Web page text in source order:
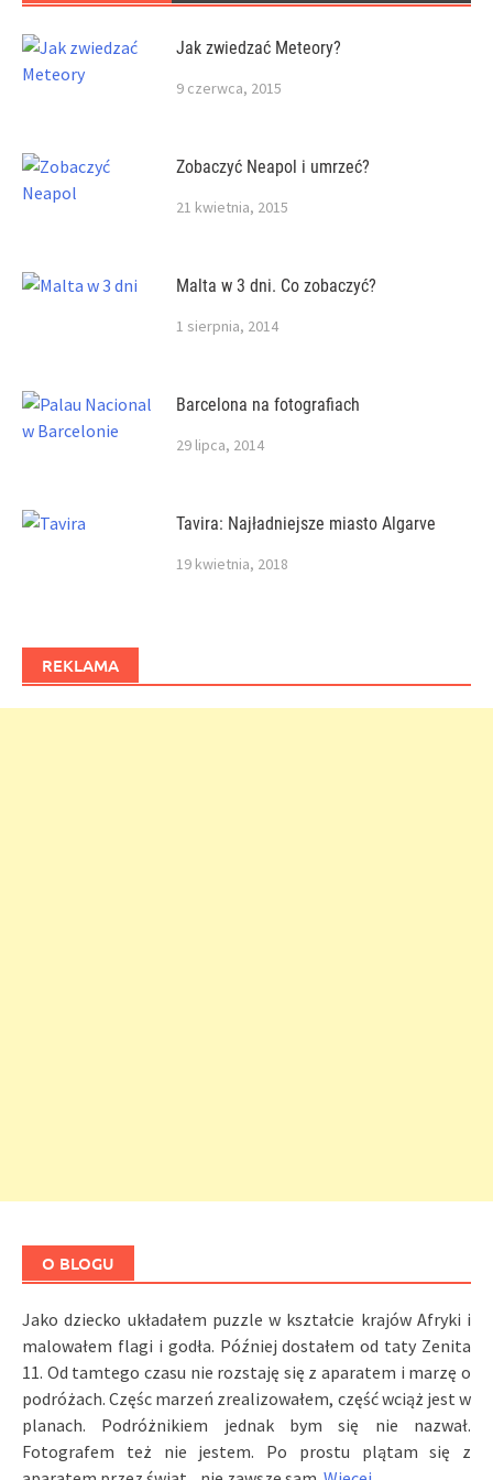
Jak zwiedzać Meteory?
9 czerwca, 2015
Zobaczyć Neapol i umrzeć?
21 kwietnia, 2015
Malta w 3 dni. Co zobaczyć?
1 sierpnia, 2014
Barcelona na fotografiach
29 lipca, 2014
Tavira: Najładniejsze miasto Algarve
19 kwietnia, 2018
REKLAMA
O BLOGU
Jako dziecko układałem puzzle w kształcie krajów Afryki i
malowałem flagi i godła. Później dostałem od taty Zenita
11. Od tamtego czasu nie rozstaję się z aparatem i marzę o
podróżach. Częśc marzeń zrealizowałem, część wciąż jest w
planach. Podróżnikiem jednak bym się nie nazwał.
Fotografem też nie jestem. Po prostu plątam się z